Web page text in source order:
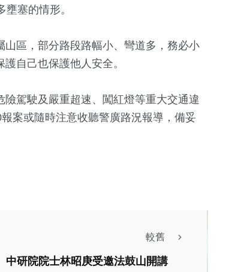
塞的情形。
區，部分路段路幅小、彎道多，務必小
自己也保護他人安全。
駕駛及嚴重超速、闖紅燈等重大交通違
案或隨時注意收聽警廣路況報導，備妥
較舊
中研院院士林昭庚受邀法鼓山開講